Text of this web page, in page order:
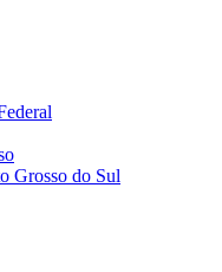
Grosso do Sul